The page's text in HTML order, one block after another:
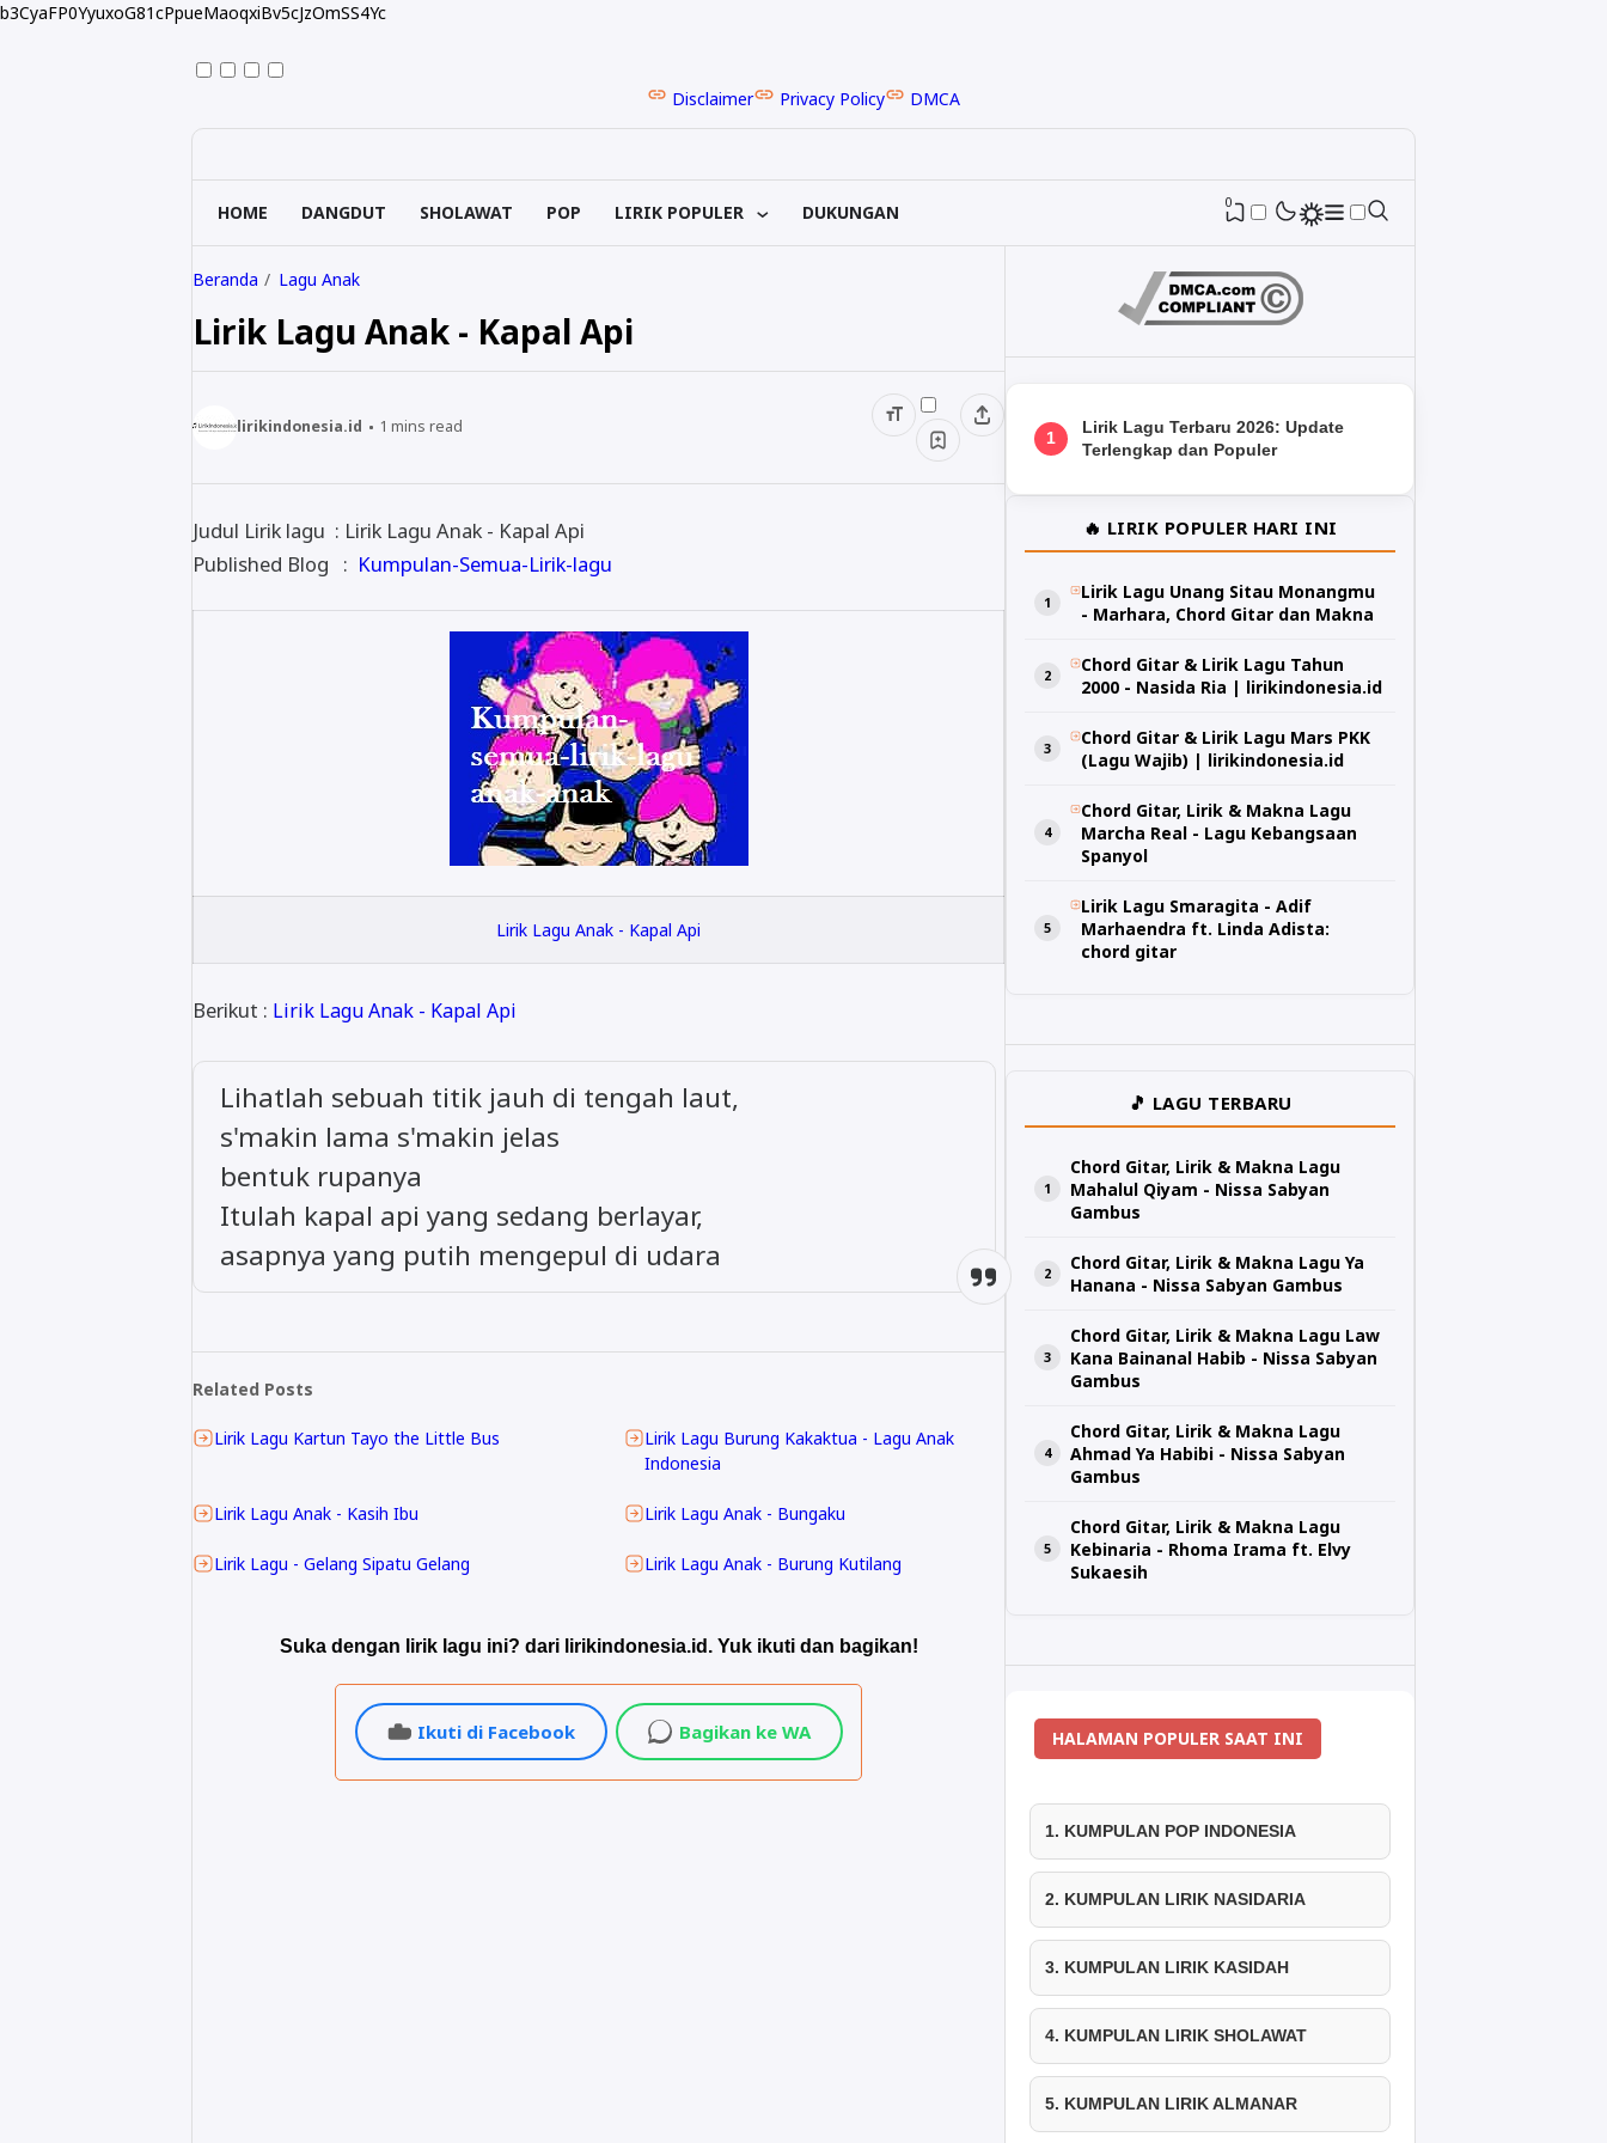
b3CyaFP0YyuxoG81cPpueMaoqxiBv5cJzOmSS4Yc
Disclaimer Privacy Policy DMCA
HOME DANGDUT SHOLAWAT POP LIRIK POPULER DUKUNGAN 0
Beranda Lagu Anak
Lirik Lagu Anak - Kapal Api
lirikindonesia.id 1 mins read
Judul Lirik lagu : Lirik Lagu Anak - Kapal Api
Published Blog : Kumpulan-Semua-Lirik-lagu
Lirik Lagu Anak - Kapal Api
Berikut : Lirik Lagu Anak - Kapal Api
Lihatlah sebuah titik jauh di tengah laut,
s'makin lama s'makin jelas
bentuk rupanya
Itulah kapal api yang sedang berlayar,
asapnya yang putih mengepul di udara
Related Posts
Lirik Lagu Kartun Tayo the Little Bus
Lirik Lagu Burung Kakaktua - Lagu Anak
Indonesia
Lirik Lagu Anak - Kasih Ibu Lirik Lagu Anak - Bungaku
Lirik Lagu - Gelang Sipatu Gelang Lirik Lagu Anak - Burung Kutilang
Suka dengan lirik lagu ini? dari lirikindonesia.id. Yuk ikuti dan bagikan!
Ikuti di Facebook Bagikan ke WA
1
Lirik Lagu Terbaru 2026: Update
Terlengkap dan Populer
🔥 LIRIK POPULER HARI INI
Lirik Lagu Unang Sitau Monangmu
- Marhara, Chord Gitar dan Makna
Chord Gitar & Lirik Lagu Tahun
2000 - Nasida Ria | lirikindonesia.id
Chord Gitar & Lirik Lagu Mars PKK
(Lagu Wajib) | lirikindonesia.id
Chord Gitar, Lirik & Makna Lagu
Marcha Real - Lagu Kebangsaan
Spanyol
Lirik Lagu Smaragita - Adif
Marhaendra ft. Linda Adista:
chord gitar
🎵 LAGU TERBARU
Chord Gitar, Lirik & Makna Lagu
Mahalul Qiyam - Nissa Sabyan
Gambus
Chord Gitar, Lirik & Makna Lagu Ya
Hanana - Nissa Sabyan Gambus
Chord Gitar, Lirik & Makna Lagu Law
Kana Bainanal Habib - Nissa Sabyan
Gambus
Chord Gitar, Lirik & Makna Lagu
Ahmad Ya Habibi - Nissa Sabyan
Gambus
Chord Gitar, Lirik & Makna Lagu
Kebinaria - Rhoma Irama ft. Elvy
Sukaesih
HALAMAN POPULER SAAT INI
1. KUMPULAN POP INDONESIA
2. KUMPULAN LIRIK NASIDARIA
3. KUMPULAN LIRIK KASIDAH
4. KUMPULAN LIRIK SHOLAWAT
5. KUMPULAN LIRIK ALMANAR